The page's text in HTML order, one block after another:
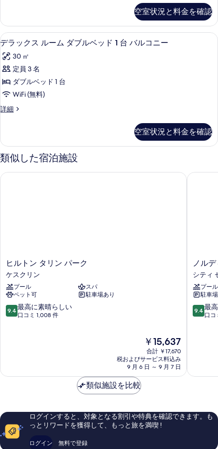
表
示
す
る
ル
コ
ニ
ー
の
す
べ
て
写
真
を
表
バ
ル
コ
ニ
ー
の
細
ダ
ブ
ル
ベ
ッ
ド
1
台
コ
ニ
ー
真
を
表
示
す
ア
ス
イ
ト
ダ
ル
ベ
ド
ル
コ
ニ
ー
空室状況と料金を確認
デ
ラ
ッ
ク
ス
ル
ー
ダ
ブ
ル
ベ
コ
ニ
ー
の
す
真
示
す
る
高級寝具、ミニバー、セーフティボ
9
デラックス ルーム ダブルベッド 1 台 バルコニー
30 ㎡
定員 3 名
ダブルベッド 1 台
WiFi (無料)
詳細
デ
ス
ル
ー
ダ
ニ
の
空室状況と料金を確認
類似した宿泊施設
ヒ
ル
ト
ン
タ
リ
ン
リ
ヒルトン タリン パーク
ケスクリン
プール
スパ
ペット可
駐車場あり
10
段
素
い、
コ
ミ
9.4 最高に素晴らしい
口コミ 1,008 件
現
在
の
料
金
￥15,637
合計 ￥17,670
税およびサービス料込み
9 月 6 日 ～ 9 月 7 日
ヒルトン タリン パーク
ノ
ル
デ
ィ
ッ
ク
ホ
ム
セ
ン
ノル
シティ
プール
駐車
10
段
素
い、
口
9.4 最
口コ
ノルデ
類似施設を比較
ログインすると、対象となる割引や特典を確認できます。も
っとリワードを獲得して、もっと旅を満喫 !
ログイン 無料で登録